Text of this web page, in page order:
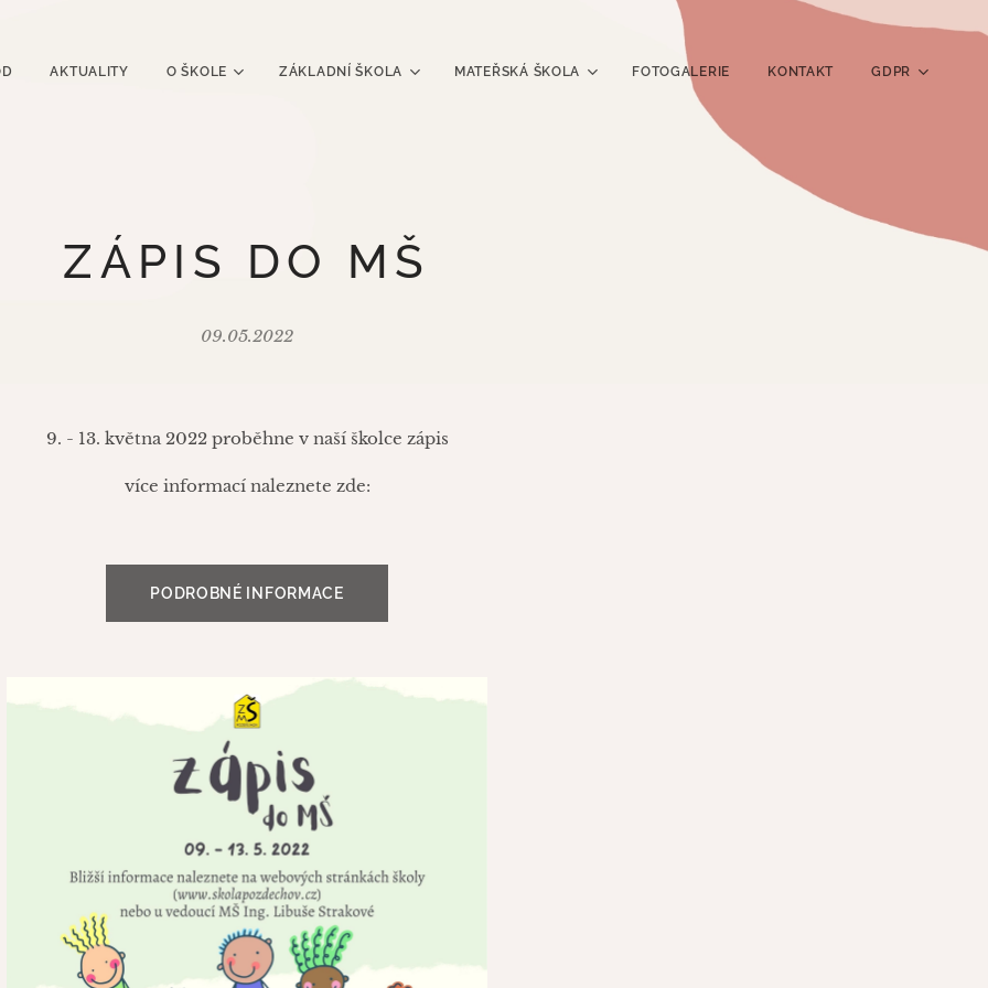
AKTUALITY O ŠKOLE ZÁKLADNÍ ŠKOLA MATEŘSKÁ ŠKOLA FOTOGALERIE KONTAKT GDPR
ZÁPIS DO MŠ
09.05.2022
9. - 13. května 2022 proběhne v naší školce zápis
více informací naleznete zde:
PODROBNÉ INFORMACE